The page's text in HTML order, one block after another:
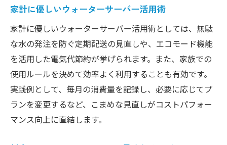
節約志向におすすめのウォーターサーバー
選び
やめた方がいい？導入前に知るべき料金の落と
し穴
ウォーターサーバー月額料金で後悔しない
コツ
やめた理由から学ぶウォーターサーバー選
び
家計に優しいウォーターサーバー活用術
家計に優しいウォーターサーバー活用術としては、無駄
な水の発注を防ぐ定期配送の見直しや、エコモード機能
を活用した電気代節約が挙げられます。また、家族での
使用ルールを決めて効率よく利用することも有効です。
実践例として、毎月の消費量を記録し、必要に応じてプ
ランを変更するなど、こまめな見直しがコストパフォー
マンス向上に直結します。